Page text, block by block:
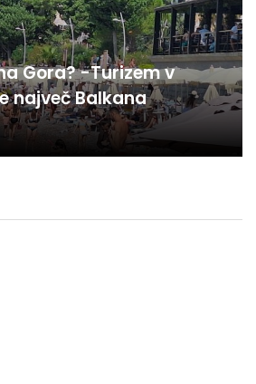
Gora? -Turizem v
največ Balkana